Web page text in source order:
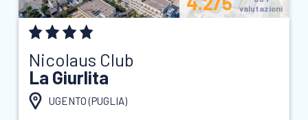
valutazioni
Nicolaus Club
La Giurlita
UGENTO (PUGLIA)